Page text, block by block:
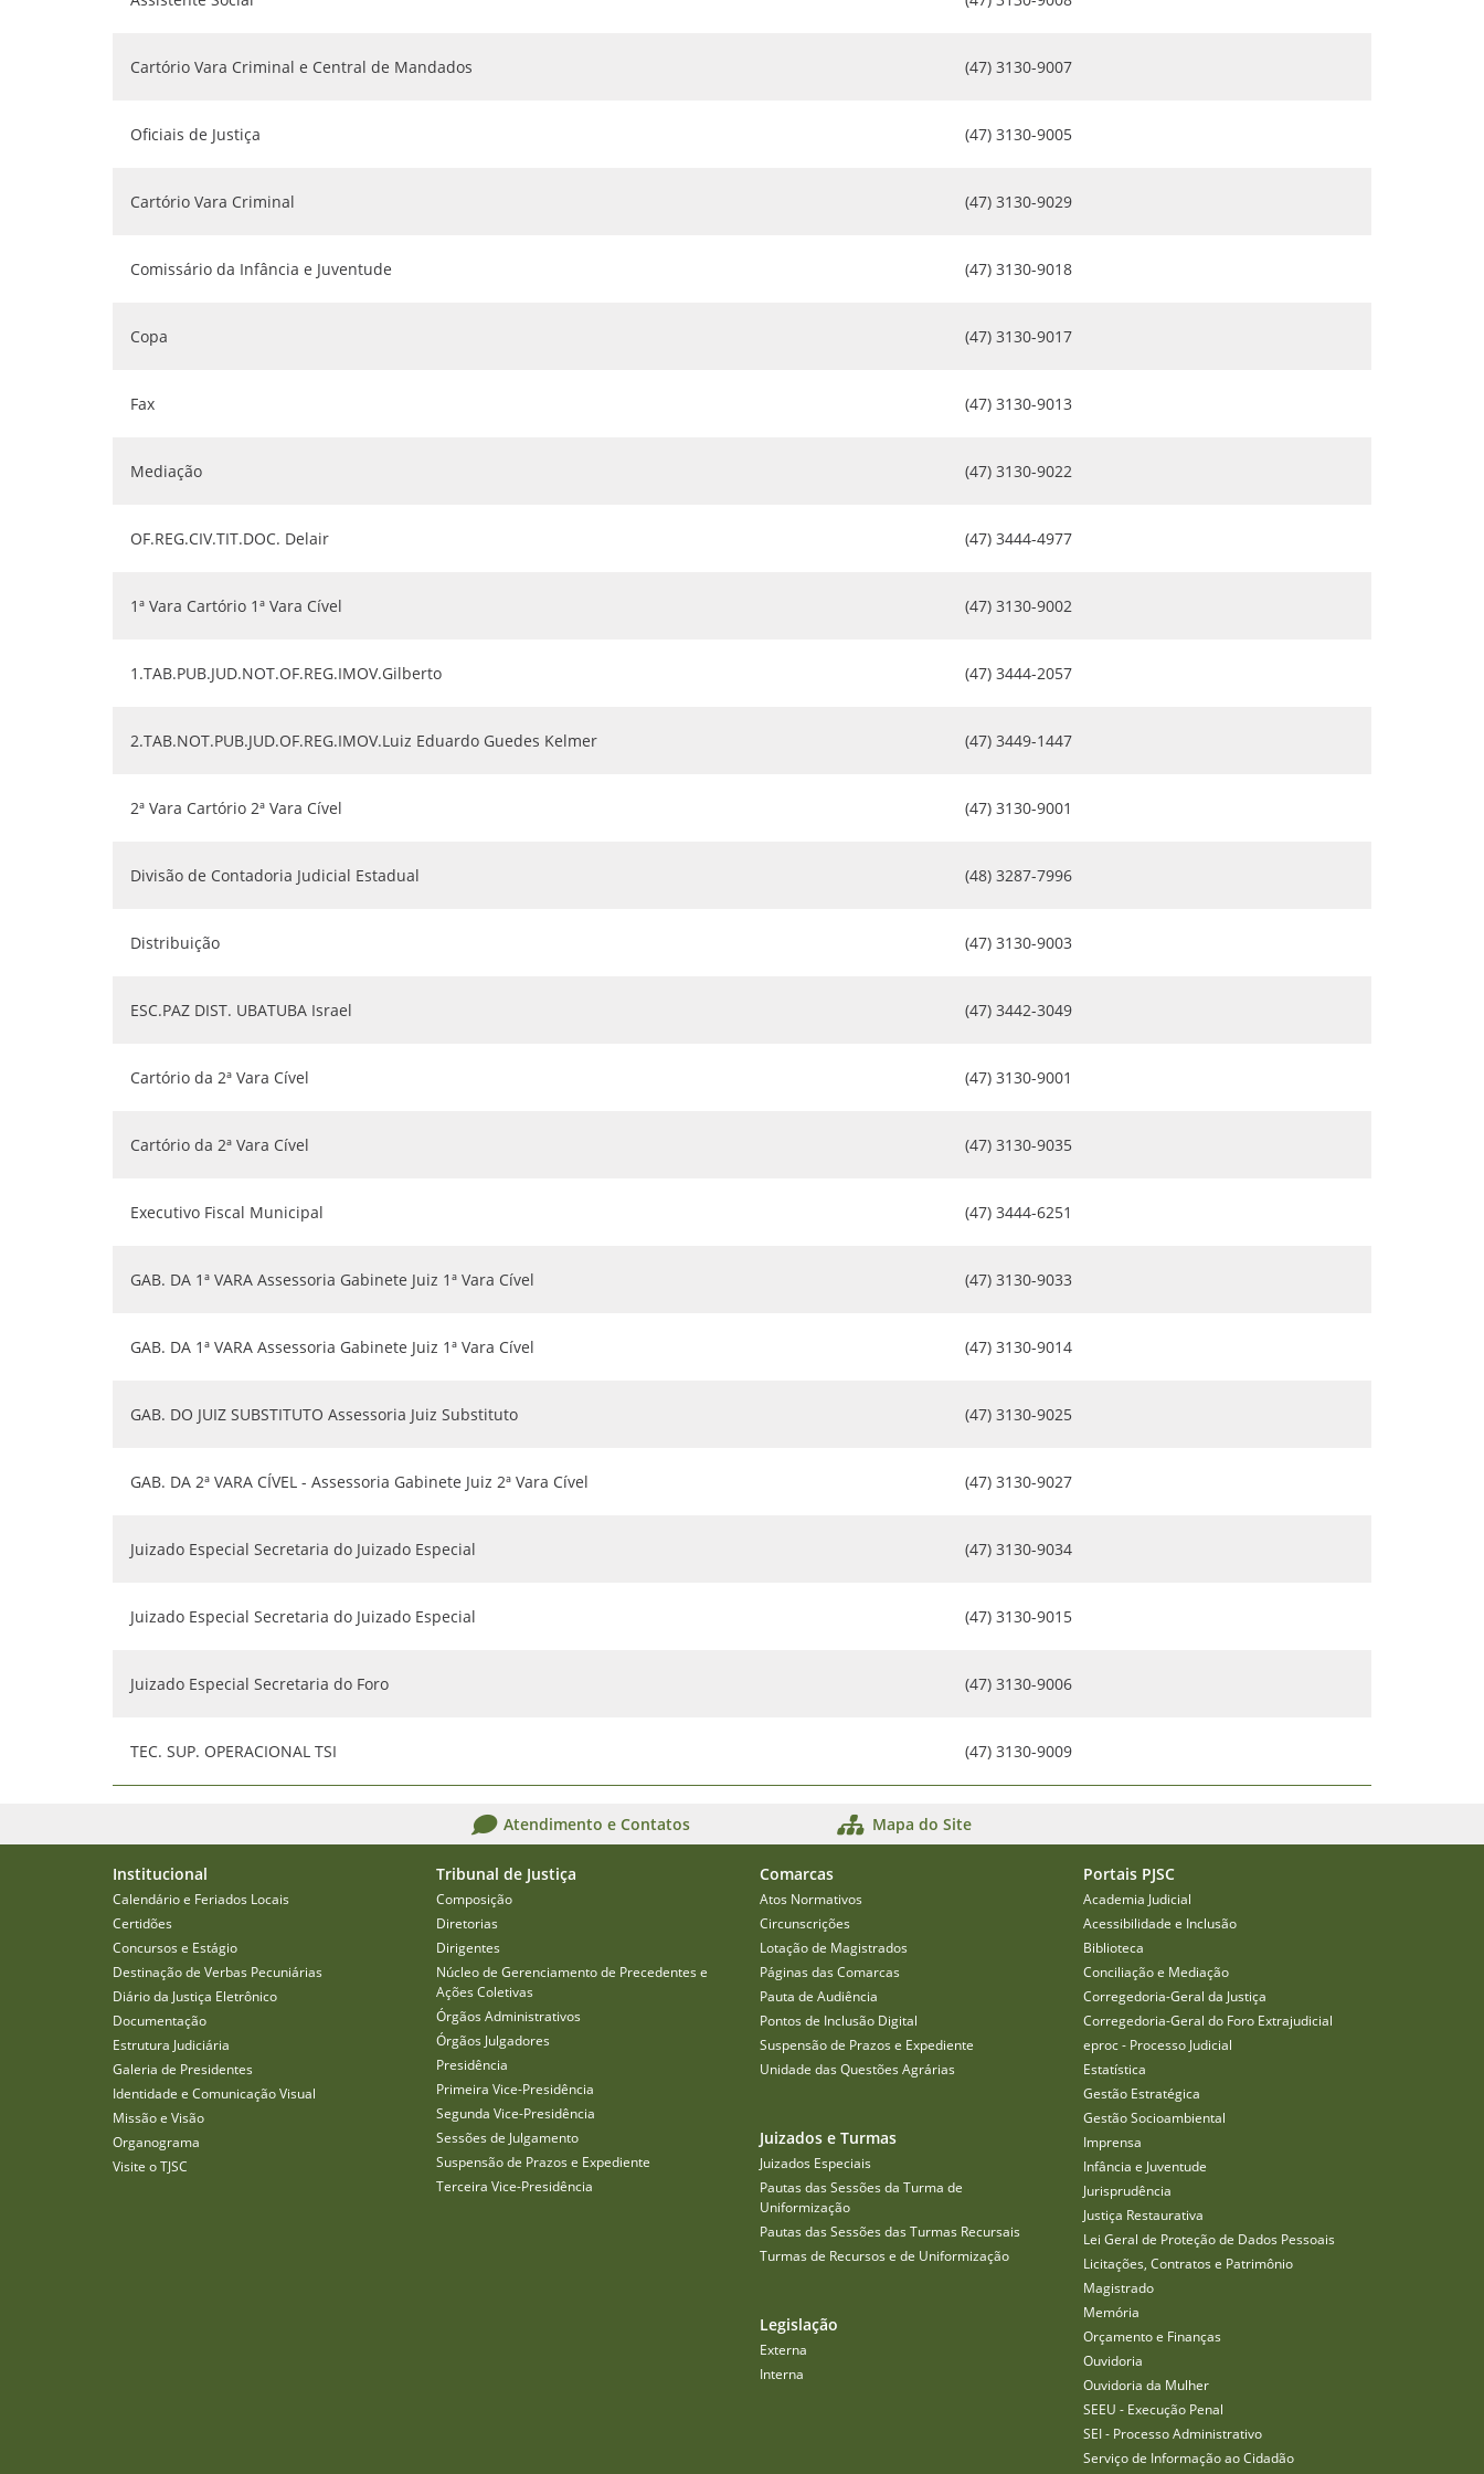
Cartório Vara Criminal e Central de Mandados (47) 3130-9007
Oficiais de Justiça (47) 3130-9005
Cartório Vara Criminal (47) 3130-9029
Comissário da Infância e Juventude (47) 3130-9018
Copa (47) 3130-9017
Fax (47) 3130-9013
Mediação (47) 3130-9022
OF.REG.CIV.TIT.DOC. Delair (47) 3444-4977
1ª Vara Cartório 1ª Vara Cível (47) 3130-9002
1.TAB.PUB.JUD.NOT.OF.REG.IMOV.Gilberto (47) 3444-2057
2.TAB.NOT.PUB.JUD.OF.REG.IMOV.Luiz Eduardo Guedes Kelmer (47) 3449-1447
2ª Vara Cartório 2ª Vara Cível (47) 3130-9001
Divisão de Contadoria Judicial Estadual (48) 3287-7996
Distribuição (47) 3130-9003
ESC.PAZ DIST. UBATUBA Israel (47) 3442-3049
Cartório da 2ª Vara Cível (47) 3130-9001
Cartório da 2ª Vara Cível (47) 3130-9035
Executivo Fiscal Municipal (47) 3444-6251
GAB. DA 1ª VARA Assessoria Gabinete Juiz 1ª Vara Cível (47) 3130-9033
GAB. DA 1ª VARA Assessoria Gabinete Juiz 1ª Vara Cível (47) 3130-9014
GAB. DO JUIZ SUBSTITUTO Assessoria Juiz Substituto (47) 3130-9025
GAB. DA 2ª VARA CÍVEL - Assessoria Gabinete Juiz 2ª Vara Cível (47) 3130-9027
Juizado Especial Secretaria do Juizado Especial (47) 3130-9034
Juizado Especial Secretaria do Juizado Especial (47) 3130-9015
Juizado Especial Secretaria do Foro (47) 3130-9006
TEC. SUP. OPERACIONAL TSI (47) 3130-9009
Atendimento e Contatos Mapa do Site
Institucional
Calendário e Feriados Locais
Certidões
Concursos e Estágio
Destinação de Verbas Pecuniárias
Diário da Justiça Eletrônico
Documentação
Estrutura Judiciária
Galeria de Presidentes
Identidade e Comunicação Visual
Missão e Visão
Organograma
Visite o TJSC
Tribunal de Justiça
Composição
Diretorias
Dirigentes
Núcleo de Gerenciamento de Precedentes e
Ações Coletivas
Órgãos Administrativos
Órgãos Julgadores
Presidência
Primeira Vice-Presidência
Segunda Vice-Presidência
Sessões de Julgamento
Suspensão de Prazos e Expediente
Terceira Vice-Presidência
Comarcas
Atos Normativos
Circunscrições
Lotação de Magistrados
Páginas das Comarcas
Pauta de Audiência
Pontos de Inclusão Digital
Suspensão de Prazos e Expediente
Unidade das Questões Agrárias
Juizados e Turmas
Juizados Especiais
Pautas das Sessões da Turma de
Uniformização
Pautas das Sessões das Turmas Recursais
Turmas de Recursos e de Uniformização
Legislação
Externa
Interna
Portais PJSC
Academia Judicial
Acessibilidade e Inclusão
Biblioteca
Conciliação e Mediação
Corregedoria-Geral da Justiça
Corregedoria-Geral do Foro Extrajudicial
eproc - Processo Judicial
Estatística
Gestão Estratégica
Gestão Socioambiental
Imprensa
Infância e Juventude
Jurisprudência
Justiça Restaurativa
Lei Geral de Proteção de Dados Pessoais
Licitações, Contratos e Patrimônio
Magistrado
Memória
Orçamento e Finanças
Ouvidoria
Ouvidoria da Mulher
SEEU - Execução Penal
SEI - Processo Administrativo
Serviço de Informação ao Cidadão